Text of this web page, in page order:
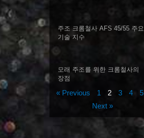
주조 크롬철사 AFS 45/55 주요
기술 지수
모래 주조를 위한 크롬철사의
장점
« Previous 1 2 3 4
5
Next »